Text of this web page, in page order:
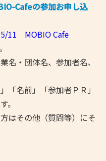
Cafeの参加お申し込
5/11 MOBIO Cafe
名・団体名、参加者名、
名前」「参加者ＰＲ」
。
その他（質問等）にそ